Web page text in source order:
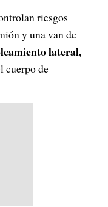
riesgos
y una van de
lateral,
cuerpo de